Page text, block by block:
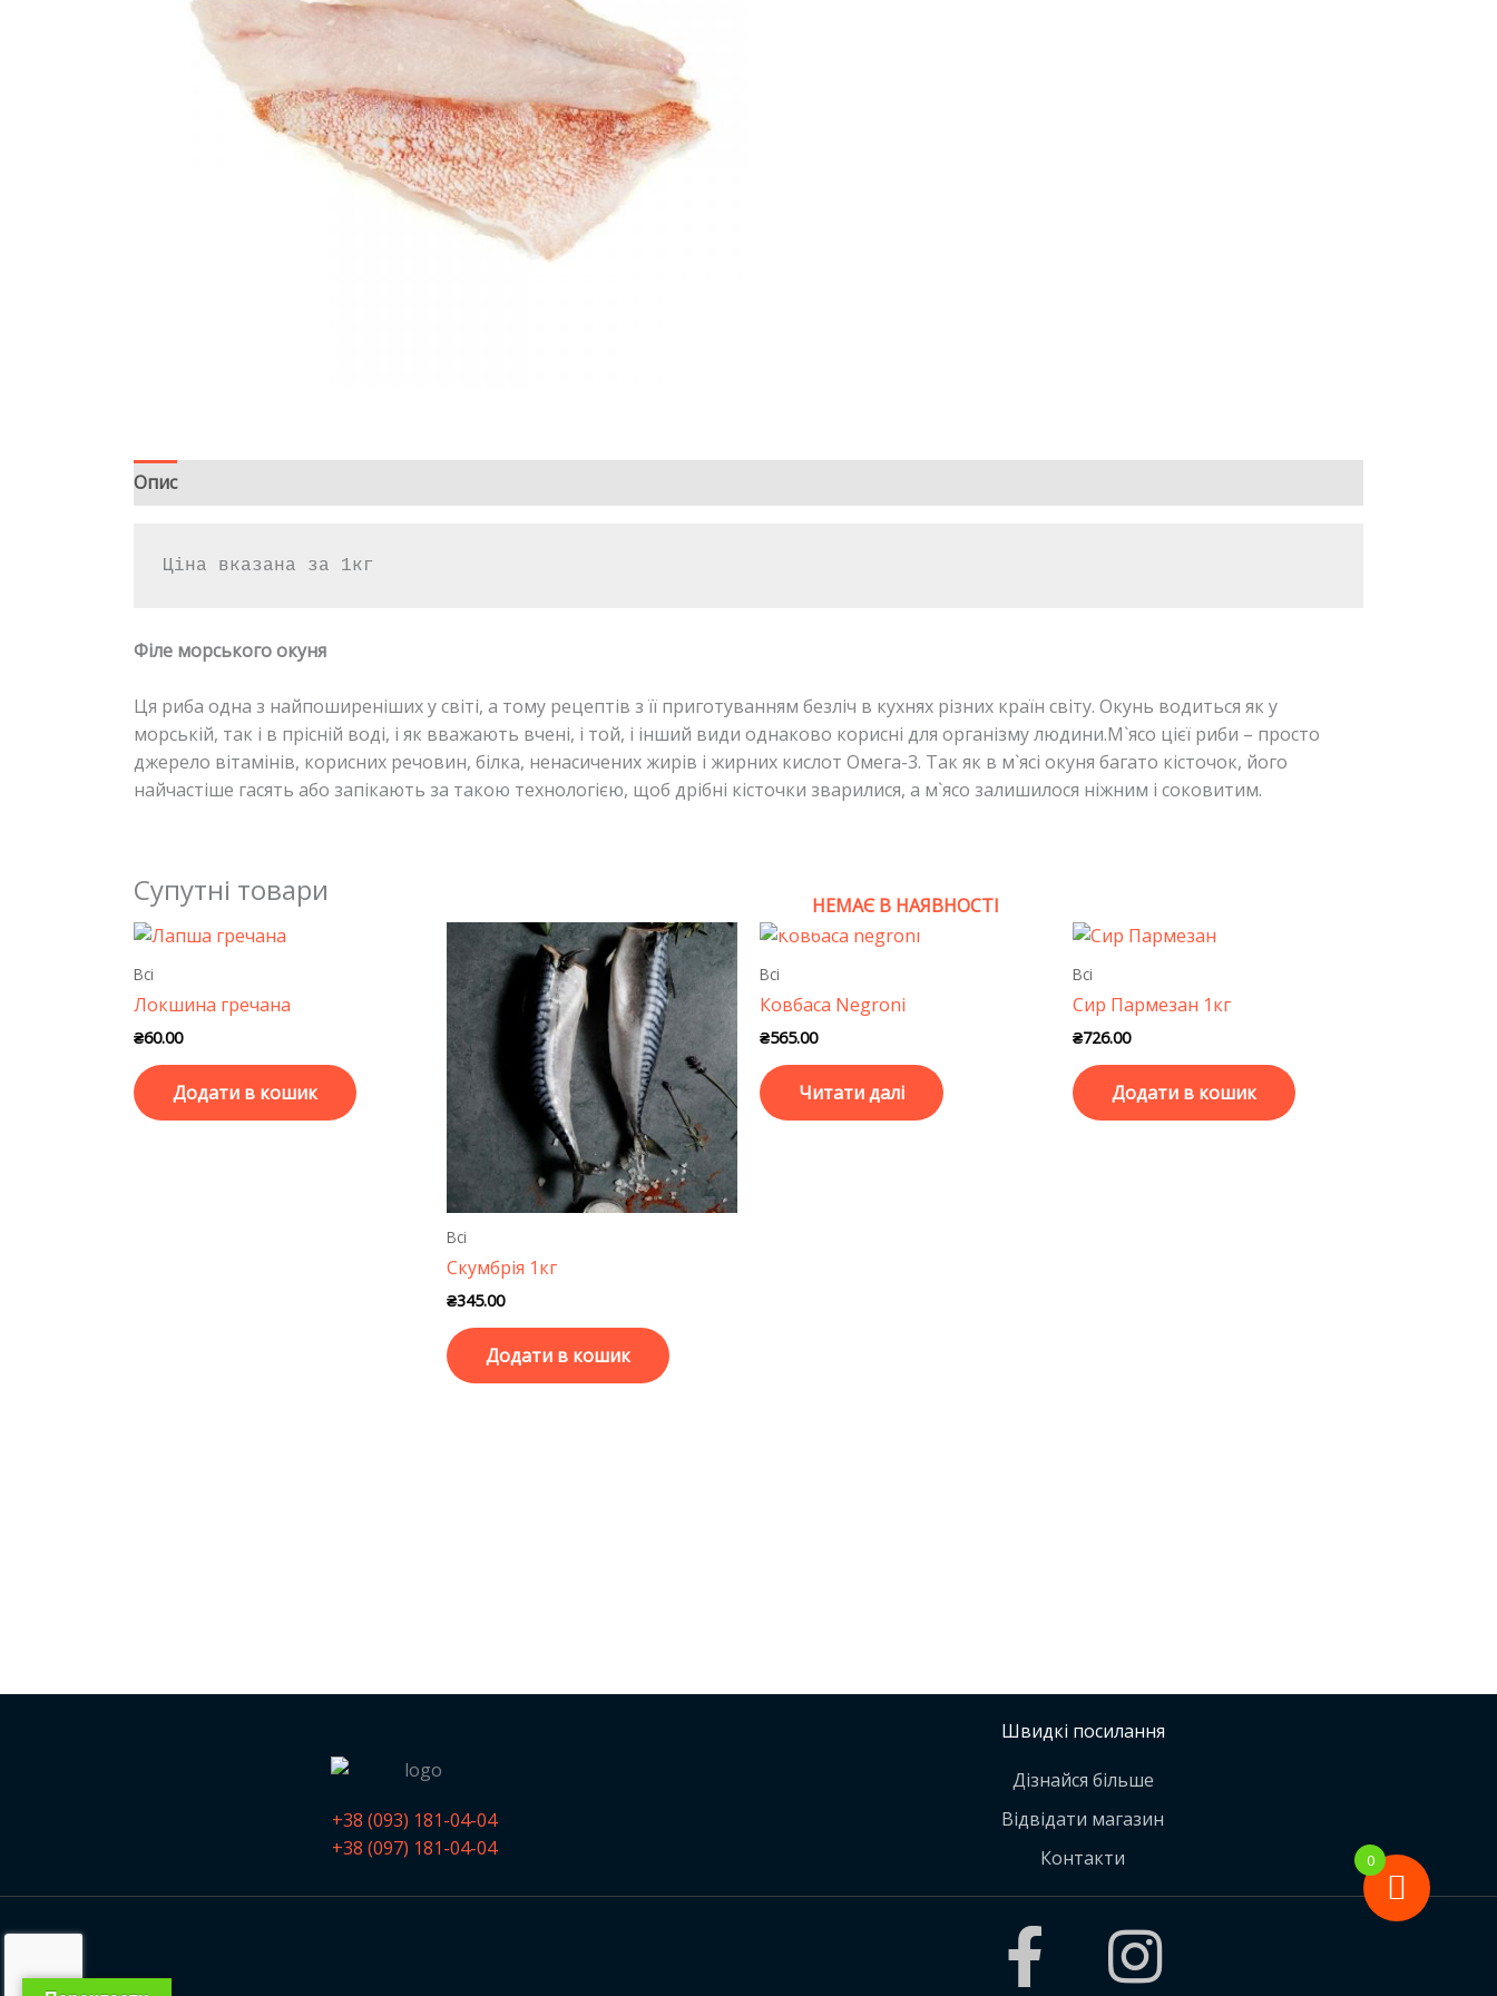
Опис
Ціна вказана за 1кг
Філе морського окуня
Ця риба одна з найпоширеніших у світі, а тому рецептів з її приготуванням безліч в кухнях різних країн світу. Окунь водиться як у
морській, так і в прісній воді, і як вважають вчені, і той, і інший види однаково корисні для організму людини.М`ясо цієї риби – просто
джерело вітамінів, корисних речовин, білка, ненасичених жирів і жирних кислот Омега-3. Так як в м`ясі окуня багато кісточок, його
найчастіше гасять або запікають за такою технологією, щоб дрібні кісточки зварилися, а м`ясо залишилося ніжним і соковитим.
Супутні товари
Всі
Локшина гречана
₴60.00
Додати в кошик
Всі
Скумбрія 1кг
₴345.00
Додати в кошик
НЕМАЄ В НАЯВНОСТІ
Всі
Ковбаса Negroni
₴565.00
Читати далі
Всі
Сир Пармезан 1кг
₴726.00
Додати в кошик
+38 (093) 181-04-04
+38 (097) 181-04-04
Швидкі посилання
Дізнайся більше
Відвідати магазин
Контакти
0